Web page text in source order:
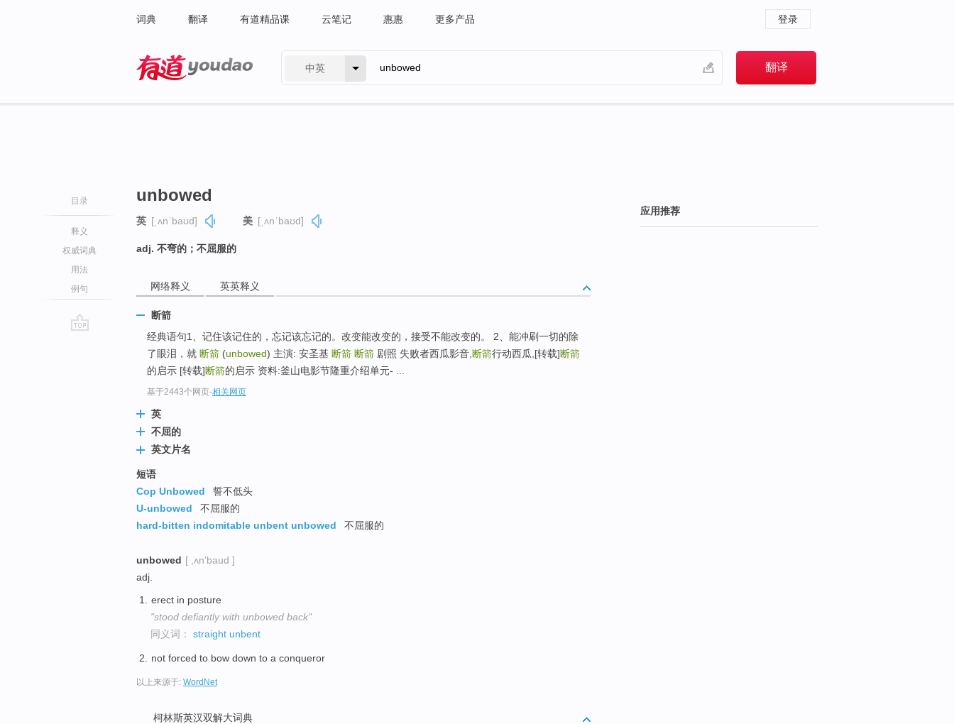
词典 翻译 有道精品课 云笔记 惠惠 更多产品 登录
中英
目录
释义
权威词典
用法
例句
unbowed
英 [ˌʌnˈbaʊd] 美 [ˌʌnˈbaʊd]
adj. 不弯的；不屈服的
网络释义 英英释义
断箭
经典语句1、记住该记住的，忘记该忘记的。改变能改变的，接受不能改变的。 2、能冲刷一切的除
了眼泪，就 断箭 (unbowed) 主演: 安圣基 断箭 断箭 剧照 失败者西瓜影音, 断箭行动西瓜,[转载]断箭
的启示 [转载]断箭的启示 资料:釜山电影节隆重介绍单元- ...
基于2443个网页-相关网页
英
不屈的
英文片名
短语
Cop Unbowed
誓不低头
U-unbowed
不屈服的
hard-bitten indomitable unbent unbowed
不屈服的
unbowed [ ,ʌn'baud ]
adj.
erect in posture
"stood defiantly with unbowed back"
同义词： straight unbent
not forced to bow down to a conqueror
以上来源于: WordNet
柯林斯英汉双解大词典
应用推荐